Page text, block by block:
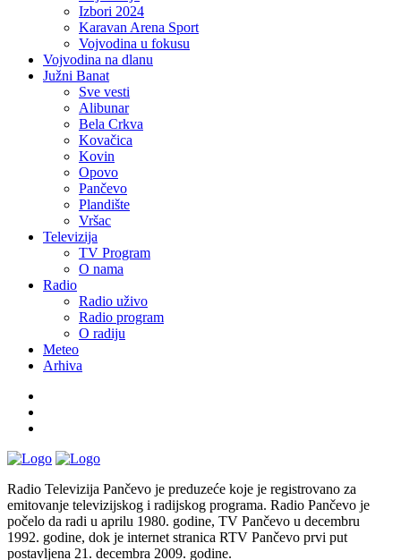
Izbori 2024
Karavan Arena Sport
Vojvodina u fokusu
Vojvodina na dlanu
Južni Banat
Sve vesti
Alibunar
Bela Crkva
Kovačica
Kovin
Opovo
Pančevo
Plandište
Vršac
Televizija
TV Program
O nama
Radio
Radio uživo
Radio program
O radiju
Meteo
Arhiva
Radio Televizija Pančevo je preduzeće koje je registrovano za
emitovanje televizijskog i radijskog programa. Radio Pančevo je
počelo da radi u aprilu 1980. godine, TV Pančevo u decembru
1992. godine, dok je internet stranica RTV Pančevo prvi put
postavljena 21. decembra 2009. godine.